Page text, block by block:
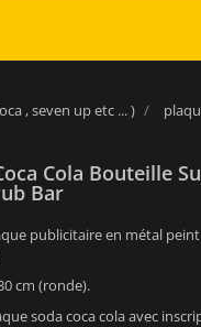
, seven up etc ... )
Cola Bouteille
Bar
publicitaire en métal
cm (ronde).
soda coca cola avec